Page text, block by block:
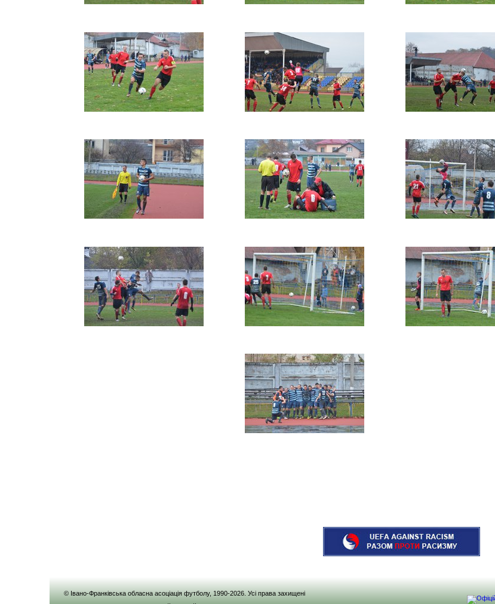
© Івано-Франківська обласна асоціація футболу, 1990-2026. Усі права захищені